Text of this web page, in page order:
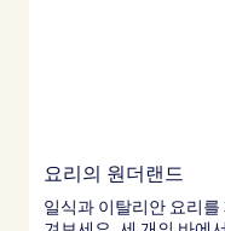
요리의 원더랜드
일식과 이탈리안 요리